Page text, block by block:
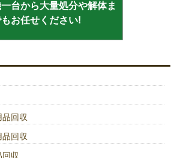
台から大量処分や解体ま
お任せください!
品回収
品回収
回収